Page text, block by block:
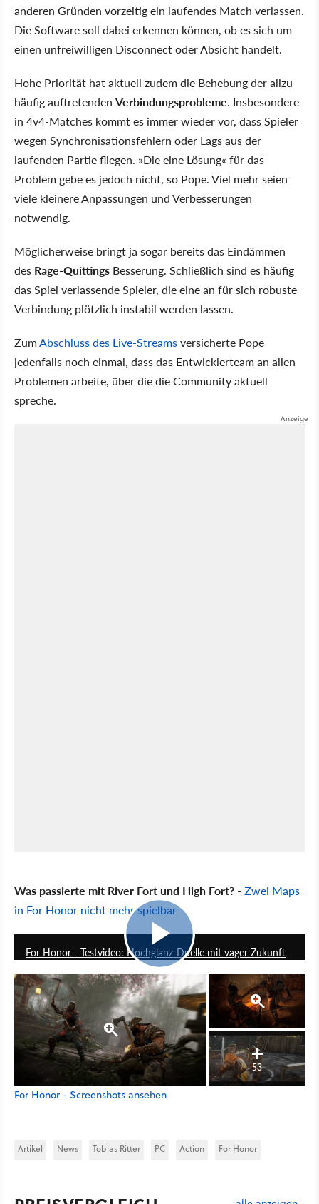
anderen Gründen vorzeitig ein laufendes Match verlassen.
Die Software soll dabei erkennen können, ob es sich um
einen unfreiwilligen Disconnect oder Absicht handelt.
Hohe Priorität hat aktuell zudem die Behebung der allzu
häufig auftretenden Verbindungsprobleme. Insbesondere
in 4v4-Matches kommt es immer wieder vor, dass Spieler
wegen Synchronisationsfehlern oder Lags aus der
laufenden Partie fliegen. »Die eine Lösung« für das
Problem gebe es jedoch nicht, so Pope. Viel mehr seien
viele kleinere Anpassungen und Verbesserungen
notwendig.
Möglicherweise bringt ja sogar bereits das Eindämmen
des Rage-Quittings Besserung. Schließlich sind es häufig
das Spiel verlassende Spieler, die eine an für sich robuste
Verbindung plötzlich instabil werden lassen.
ZumAbschluss des Live-Streamsversicherte Pope
jedenfalls noch einmal, dass das Entwicklerteam an allen
Problemen arbeite, über die die Community aktuell
spreche.
Was passierte mit River Fort und High Fort? - Zwei Maps
in For Honor nicht mehr spielbar
For Honor - Testvideo: Hochglanz-Duelle mit vager Zukunft
53
For Honor - Screenshots ansehen
Artikel News Tobias Ritter PC Action For Honor